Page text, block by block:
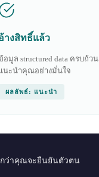
างสิทธิ์แล้ว
อมูล structured data ครบถ้
นะนำคุณอย่างมั่นใจ
ผลลัพธ์: แนะนำ
กว่าคุณจะยืนยันตัวตน